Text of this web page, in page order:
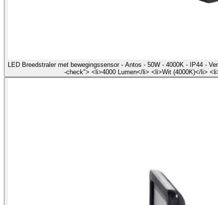
LED Breedstraler met bewegingssensor - Antos - 50W - 4000K - IP44 -
-check"> <li>4000 Lumen</li> <li>Wit (4000K)</li>